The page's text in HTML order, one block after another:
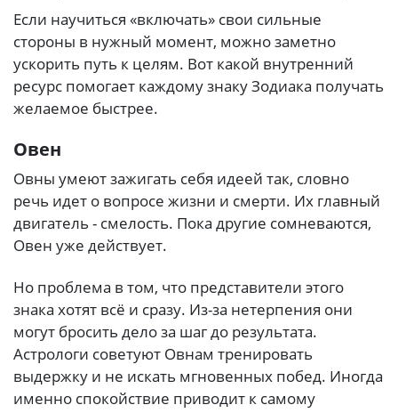
Если научиться «включать» свои сильные
стороны в нужный момент, можно заметно
ускорить путь к целям. Вот какой внутренний
ресурс помогает каждому знаку Зодиака получать
желаемое быстрее.
Овен
Овны умеют зажигать себя идеей так, словно
речь идет о вопросе жизни и смерти. Их главный
двигатель - смелость. Пока другие сомневаются,
Овен уже действует.
Но проблема в том, что представители этого
знака хотят всё и сразу. Из-за нетерпения они
могут бросить дело за шаг до результата.
Астрологи советуют Овнам тренировать
выдержку и не искать мгновенных побед. Иногда
именно спокойствие приводит к самому